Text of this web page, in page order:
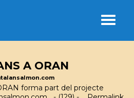
A ORAN
forma part del projecte